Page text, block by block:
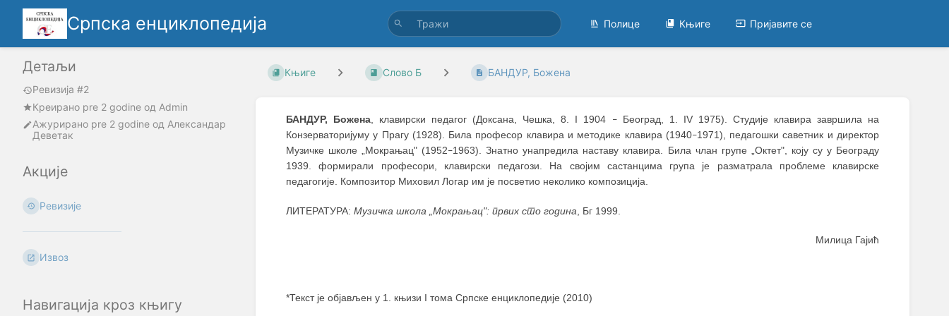
Српска енциклопедија Полице Књиге Пријавите се
Детаљи
Ревизија #2
Креирано pre 2 godine oд Admin
Ажурирано pre 2 godine од Александар
Деветак
Акције
Ревизије
Извоз
Навигација кроз књигу
Књиге Слово Б БАНДУР, Божена
БАНДУР, Божена, клавирски педагог (Доксана, Чешка, 8. I 1904 –Београд, 1. IV 1975). Студије клавира завршила на
Конзерваторијуму у Прагу (1928). Била професор клавира и методике клавира (1940–1971), педагошки саветник и директор
Музичке школе „Мокрањац" (1952–1963). Знатно унапредила наставу клавира. Била члан групе „Октет", коју су у Београду
1939. формирали професори, клавирски педагози. На својим састанцима група је разматрала проблеме клавирске
педагогије. Композитор Миховил Логар им је посветио неколико композиција.
ЛИТЕРАТУРА: Музичка школа „Мокрањац": првих сто година , Бг 1999.
Милица Гајић
*Текст је објављен у 1. књизи I тома Српске енциклопедије (2010)